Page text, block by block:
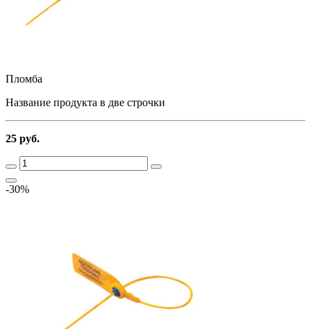
Пломба
Название продукта в две строчки
25 руб.
-30%